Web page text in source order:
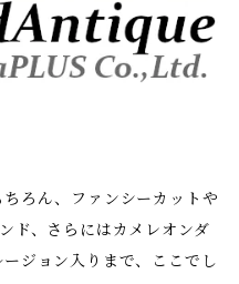
ろん、ファンシーカットや
ド、さらにはカメレオンダ
ジョン入りまで、ここでし